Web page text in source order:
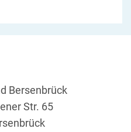
Bersenbrück
Str. 65